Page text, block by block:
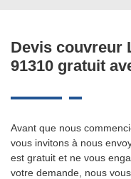
Devis couvreur
91310 gratuit
Avant que nous
vous invitons à nous
est gratuit et ne vous
votre demande, nous